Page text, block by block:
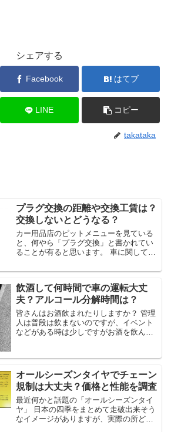
シェアする
Facebook はてブ
LINE コピー
takataka
プラグ交換の距離や交換工賃は？
交換しないとどうなる？
カー用品店のピットメニューを見ている
と、何やら「プラグ交換」と書かれてい
ることが有ると思います。 車に関してあ
てもよくわからないと答える方が多いの
換の距離や交換工賃、...
飲酒して何時間で車の運転大丈
夫？アルコール分解時間は？
皆さんはお酒飲まれたりしますか？ 管理
人は普段は飲まないのですが、イベント
などがある時は少しですがお酒を飲んだ
飲まないって方も飲んだりする機会があ
ると思いま...
オールシーズンタイヤでチェーン
規制は大丈夫？価格と性能を調査
最近何かと話題の「オールシーズンタイ
ヤ」 日本の四季をまとめて走破出来そう
なイメージがありますが、実際の所どう